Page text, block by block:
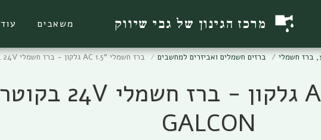
מרכז הגינון של גבי שיווק משאבים עוד
ברז חשמלי ברזים חשמלים ואביזרים למחשבים ברז חשמלי "AC 1.5 גלקון - ברז חשמלי 24V בקוטר 1.5 צול Galcon
GALCON